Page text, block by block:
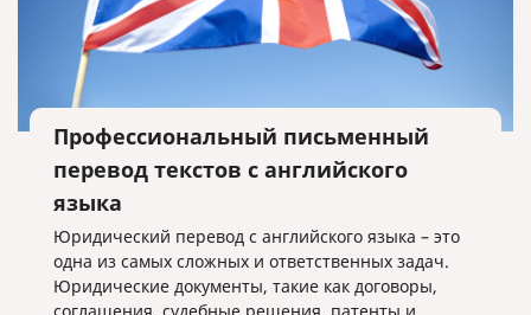
Профессиональный письменный
перевод текстов с английского
языка
Юридический перевод с английского языка – это
одна из самых сложных и ответственных задач.
Юридические документы, такие как договоры,